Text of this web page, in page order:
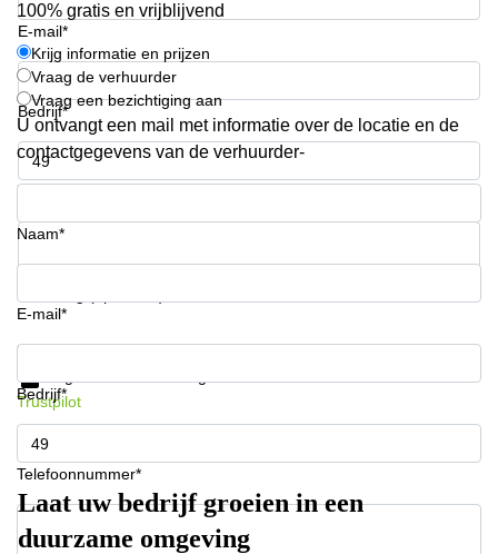
Coworking
space
Zwolle
Coworking
Haarlem
Kantoor
Huren
Hengelo
Nijmegen
E-mail*
Bedrijf*
Telefoonnummer*
100% gratis en vrijblijvend
Krijg informatie en prijzen
Vraag de verhuurder
Vraag een bezichtiging aan
U ontvangt een mail met informatie over de locatie en de
contactgegevens van de verhuurder-
Naam*
E-mail*
Bedrijf*
Telefoonnummer*
Krijg informatie en prijzen
Trustpilot
Laat uw bedrijf groeien in een
duurzame omgeving